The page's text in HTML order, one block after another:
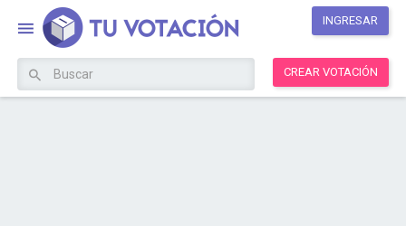
INGRESAR
CREAR VOTACIÓN